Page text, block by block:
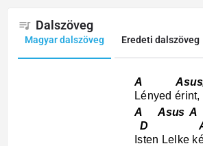
Dalszöveg
Magyar dalszöveg Eredeti dalszöveg
A Asus,
Lényed
A Asus
D A,
Isten Lelke